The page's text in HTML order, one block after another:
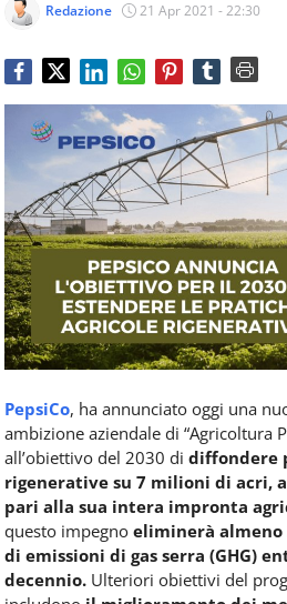
consumi
del
Food
Service
e
tutte
novità
del
comparto
Horeca.
Redazione 21 Apr 2021 - 22:30
PepsiCo, ha annunciato oggi una
ambizione aziendale di “Agricoltura
all’obiettivo del 2030 di diffondere
rigenerative su 7 milioni di acri,
pari alla sua intera impronta
questo impegno eliminerà
di emissioni di gas serra (GHG)
decennio. Ulteriori obiettivi del